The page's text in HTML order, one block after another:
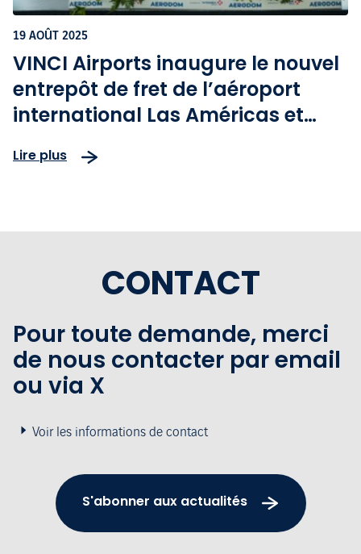
19 AOÛT 2025
VINCI Airports inaugure le nouvel
entrepôt de fret de l’aéroport
international Las Américas et
terminal
Lire plus
CONTACT
Pour toute demande, merci
de nous contacter par email
ou via X
Voir les informations de contact
S'abonner aux actualités